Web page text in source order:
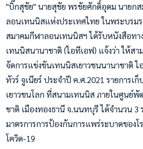
"บิ๊กสุชัย" นายสุชัย พรชัยศักดิ์อุดม นายก
ลอนเทนนิสแห่งประเทศไทย ในพระบรม
สมาคมกีฬาลอนเทนนิสฯ ได้รับหนังสือทา
เทนนิสนานาชาติ (ไอทีเอฟ) แจ้งว่า ให้สา
จัดการแข่งขันเทนนิสเยาวชนนานาชาติ ไ
ทัวร์ จูเนียร์ ประจำปี ค.ศ.2021 รายการ
เยาวชนโลก ที่สนามเทนนิส ภายในศูนย์
ชาติ เมืองทองธานี จ.นนทบุรี ได้จำนวน 3
มาตรการการป้องกันการแพร่ระบาดของโ
โควิด-19